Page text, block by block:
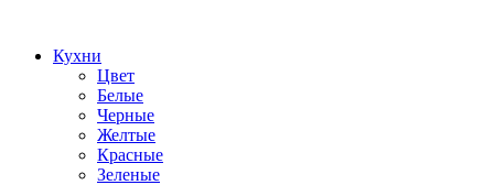
Кухни
Цвет
Белые
Черные
Желтые
Красные
Зеленые